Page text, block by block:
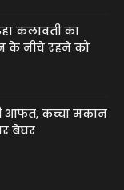
कलावती का
के नीचे रहने को
आफत, कच्चा मकान
बेघर